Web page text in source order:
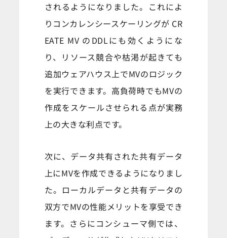
されるようになりました。これによ
りコンカレンシースケーリングが CR
EATE MV のDDLにも効くようにな
り、リソース競合や枯渇が起きても
追加ウェアハウス上でMVのロジック
を実行できます。高負荷時でもMVの
作成をスケールさせられる点が実務
上の大きな利点です。
次に、データ共有された共有データ
上にMVを作成できるようになりまし
た。ローカルデータと共有データの
双方でMVの性能メリットを享受でき
ます。さらにコンシューマ側では、